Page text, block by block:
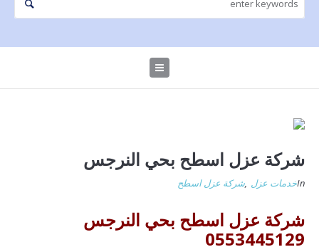
شركة عزل اسطح بحي النرجس
Inخدمات عزل ,شركة عزل اسطح
شركة عزل اسطح بحي النرجس
0553445129